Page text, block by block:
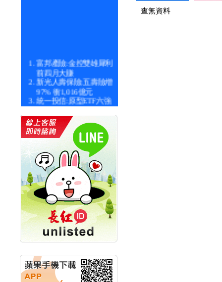
富邦產險:金控雙雄犀利
前四月大賺
新光人壽保險:五壽險增
97% 衝1,016億元
統一投信:原型ETF六強
漲逾九成
統一投信:主動式ETF溢
價 被盯上
新光人壽保險:新壽Q1外
價金將達996億
宇辰系統科技:宇辰業績
創新高 啟動興櫃轉上櫃
計畫
明緯企業:明緯永續科技
競賽 以電源驅動善的力
量
秀育企業:秀育SHO-U儲
能系統 獲國內首張CNS
認證
華旭先進:代重要子公司
碩通散熱股份有限公司
公告董事會通過發言人
查無資料